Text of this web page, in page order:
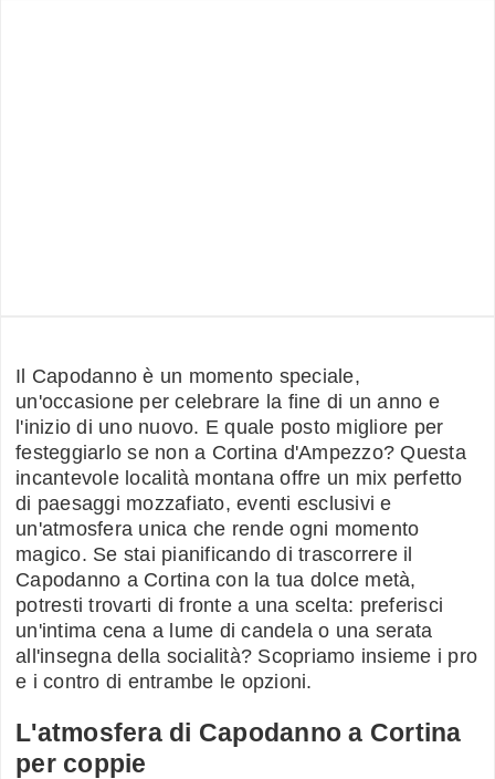
Il Capodanno è un momento speciale,
un'occasione per celebrare la fine di un anno e
l'inizio di uno nuovo. E quale posto migliore per
festeggiarlo se non a Cortina d'Ampezzo? Questa
incantevole località montana offre un mix perfetto
di paesaggi mozzafiato, eventi esclusivi e
un'atmosfera unica che rende ogni momento
magico. Se stai pianificando di trascorrere il
Capodanno a Cortina con la tua dolce metà,
potresti trovarti di fronte a una scelta: preferisci
un'intima cena a lume di candela o una serata
all'insegna della socialità? Scopriamo insieme i pro
e i contro di entrambe le opzioni.
L'atmosfera di Capodanno a Cortina
per coppie